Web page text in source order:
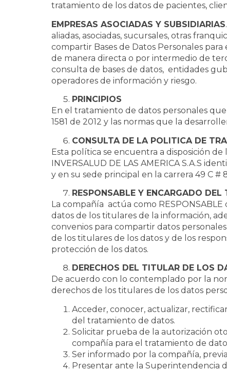
tratamiento de los datos de pacientes,
EMPRESAS ASOCIADAS Y SUBSIDIARIAS
aliadas, asociadas, sucursales, otras
compartir Bases de Datos Personales
de manera directa o por intermedio de
consulta de bases de datos, entidades
operadores de información y riesgo.
PRINCIPIOS
En el tratamiento de datos personales
1581 de 2012 y las normas que la
CONSULTA DE LA POLITICA DE
Esta política se encuentra a disposición
INVERSALUD DE LAS AMERICA S.A.S
y en su sede principal en la carrera 49 C #
RESPONSABLE Y ENCARGADO
La compañía actúa como
datos de los titulares de la información,
convenios para compartir datos
de los titulares de los datos y de los
protección de los datos.
DERECHOS DEL TITULAR DE LOS
De acuerdo con lo contemplado por la
derechos de los titulares de los datos
Acceder, conocer, actualizar,
del tratamiento de datos.
Solicitar prueba de la autorización
compañía para el tratamiento de
Ser informado por la compañía,
Presentar ante la Superintendencia